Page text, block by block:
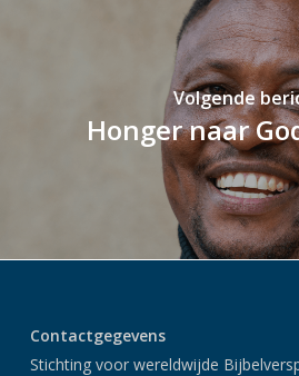
Volgende
Honger naar
Contactgegevens
Stichting voor wereldwijde